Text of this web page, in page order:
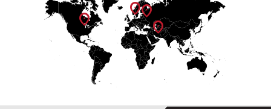
location_on
location_on
location_on
location_on